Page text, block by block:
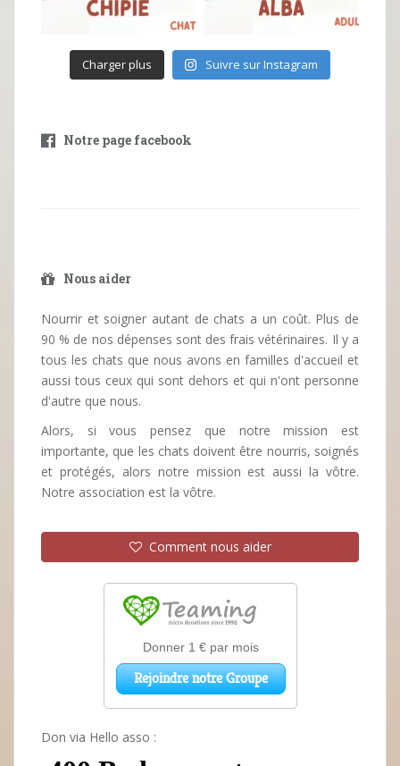
Charger plus Suivre sur Instagram
Notre page facebook
Nous aider
Nourrir et soigner autant de chats a un coût. Plus de
90 % de nos dépenses sont des frais vétérinaires. Il y a
tous les chats que nous avons en familles d'accueil et
aussi tous ceux qui sont dehors et qui n'ont personne
d'autre que nous.
Alors, si vous pensez que notre mission est
importante, que les chats doivent être nourris, soignés
et protégés, alors notre mission est aussi la vôtre.
Notre association est la vôtre.
Comment nous aider
Don via Hello asso :